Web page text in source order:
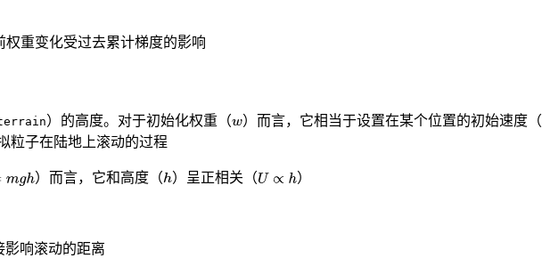
权重变化受过去累计梯度的影响
）的高度。对于初始化权重（ ）而言，它相当于设置在某个位置的初始速度（
粒子在陆地上滚动的过程
）而言，它和高度（ ）呈正相关（ ）
影响滚动的距离